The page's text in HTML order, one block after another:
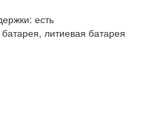
есть
литиевая батарея